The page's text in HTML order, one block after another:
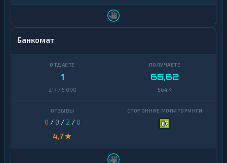
Банкомат
1
217 / 5 000
65,62
564 K
0 / 0 / 2 /0
4,7 ★